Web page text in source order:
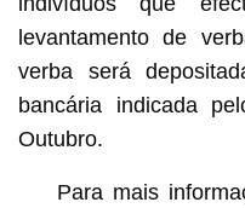
levantamento de
verba será
bancária indicada
Outubro.
Para mais